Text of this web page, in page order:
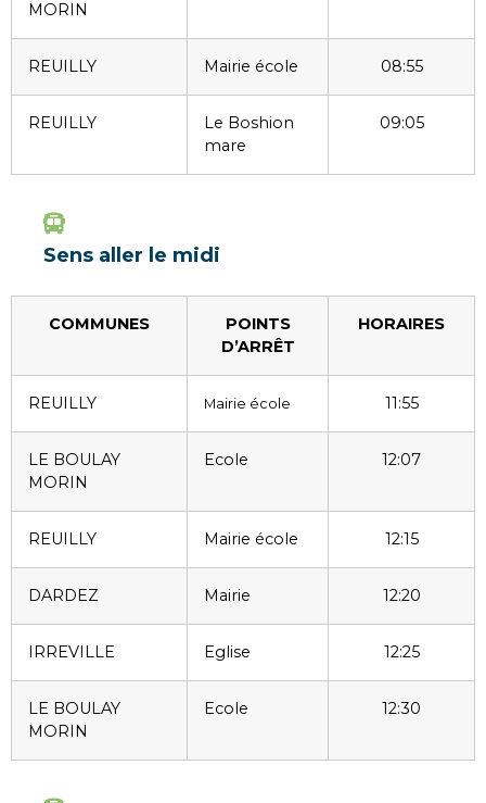
MORIN
REUILLY Mairie école 08:55
REUILLY
Le Boshion
mare
09:05
Sens aller le midi
COMMUNES
POINTS
D’ARRÊT
HORAIRES
REUILLY Mairie école 11:55
LE BOULAY
MORIN
Ecole 12:07
REUILLY Mairie école 12:15
DARDEZ Mairie 12:20
IRREVILLE Eglise 12:25
LE BOULAY
MORIN
Ecole 12:30